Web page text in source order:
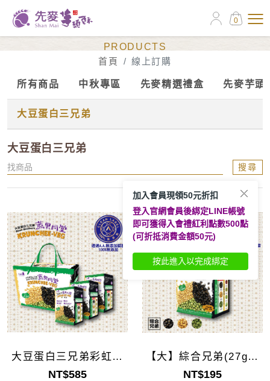
0
PRODUCTS
首頁
線上訂購
所有商品 中秋專區 先麥精選禮盒 先麥芋頭
大豆蛋白三兄弟
大豆蛋白三兄弟
搜尋
大豆蛋白三兄弟彩虹包
(27G*15袋)/組
NT$585
【大】綜合兄弟(27g*5
袋)
NT$195
加入會員現領50元折扣
登入官網會員後綁定LINE帳號
即可獲得入會禮紅利點數500點
(可折抵消費金額50元)
按此進入以完成綁定